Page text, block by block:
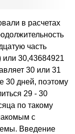
в расчетах
часть
или 30,43684921
30 или 31
30 дней, поэтому
29 - 30
по такому
с
Введение